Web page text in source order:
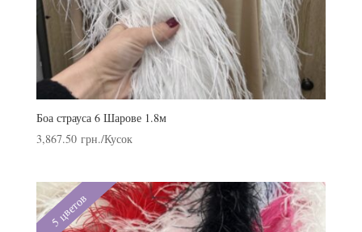
Боа страуса 6 Шарове 1.8м
3,867.50 грн./Кусок
5 цветов